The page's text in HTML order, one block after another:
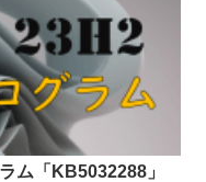
ム「KB5032288」